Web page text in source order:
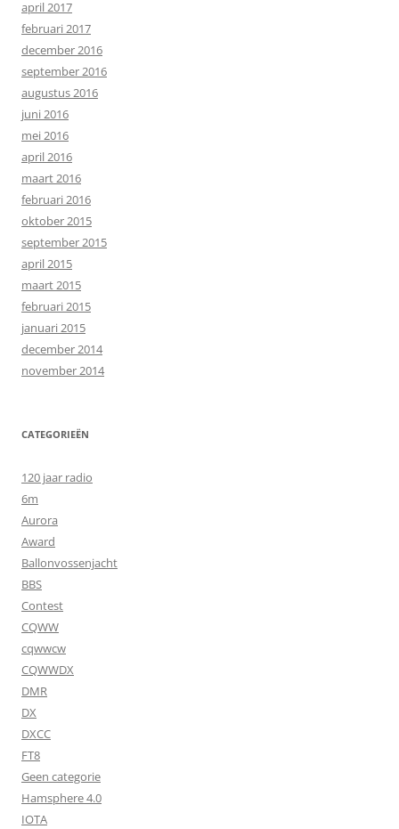
april 2017
februari 2017
december 2016
september 2016
augustus 2016
juni 2016
mei 2016
april 2016
maart 2016
februari 2016
oktober 2015
september 2015
april 2015
maart 2015
februari 2015
januari 2015
december 2014
november 2014
CATEGORIEËN
120 jaar radio
6m
Aurora
Award
Ballonvossenjacht
BBS
Contest
CQWW
cqwwcw
CQWWDX
DMR
DX
DXCC
FT8
Geen categorie
Hamsphere 4.0
IOTA